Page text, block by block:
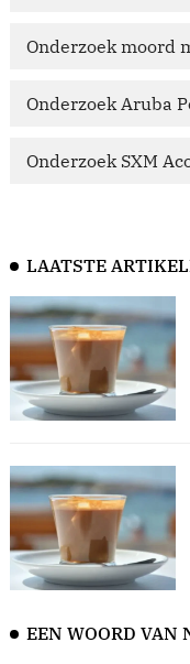
Onderzoek moord
Onderzoek Aruba
Onderzoek SXM
LAATSTE
EEN WOORD VAN